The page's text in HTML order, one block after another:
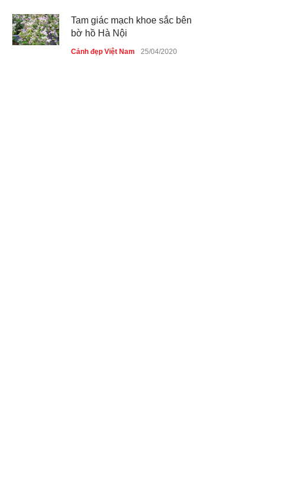
Tam giác mạch khoe sắc bên
bờ hồ Hà Nội
Cảnh đẹp Việt Nam 25/04/2020